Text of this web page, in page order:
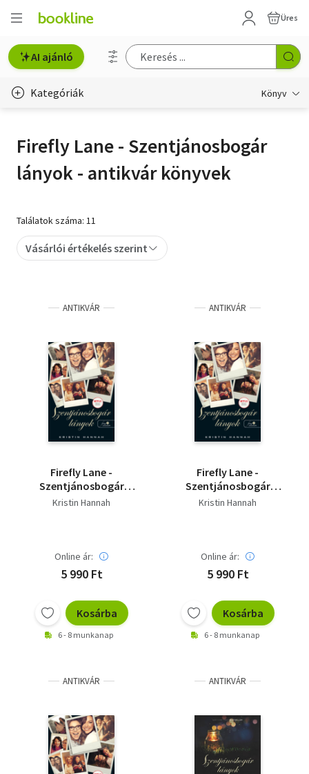
Üres
AI ajánló
Kategóriák Könyv
Erotika
Gyermek- és ifjúsági
Hobbi, szabadidő
Irodalom
Szakkönyv
Tankönyv, segédkönyv
Társadalomtudomány
Természettudomány
Vallás
Firefly Lane - Szentjánosbogár
lányok - antikvár könyvek
Találatok száma: 11
Vásárlói értékelés szerint
ANTIKVÁR
Firefly Lane -
Szentjánosbogár
lányok
Kristin Hannah
Online ár:
5 990 Ft
Kosárba
6 - 8 munkanap
ANTIKVÁR
Firefly Lane -
Szentjánosbogár
lányok
Kristin Hannah
Online ár:
5 990 Ft
Kosárba
6 - 8 munkanap
ANTIKVÁR ANTIKVÁR